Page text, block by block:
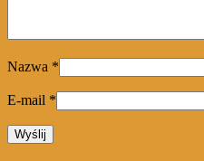
Nazwa *
E-mail *